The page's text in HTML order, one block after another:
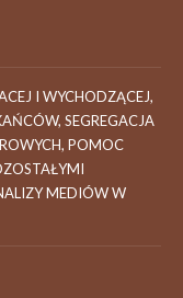
I WYCHODZĄCEJ,
SEGREGACJA
POMOC
MEDIÓW W